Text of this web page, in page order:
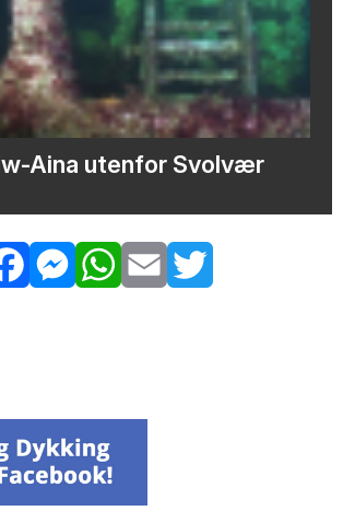
Aina utenfor Svolvær